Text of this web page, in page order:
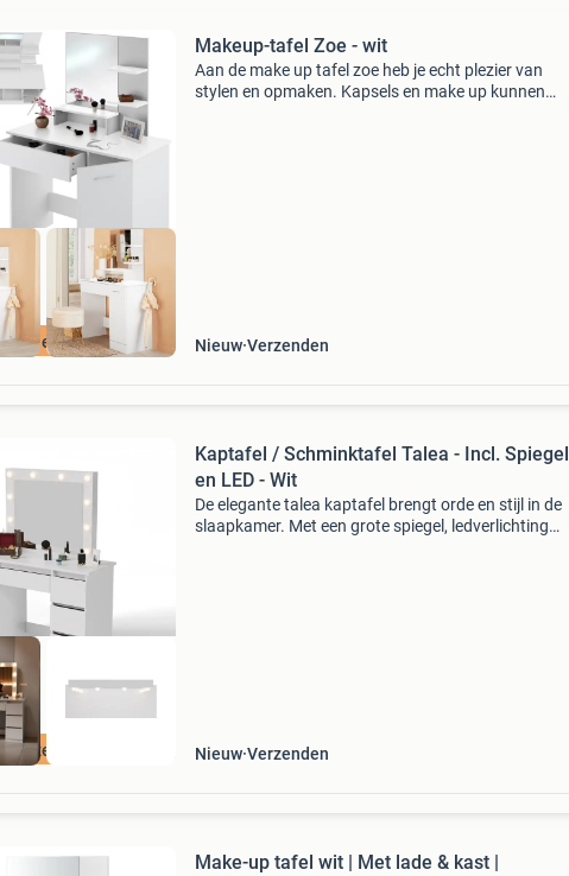
levering
Makeup-tafel Zoe - wit
Aan de make up tafel zoe heb je echt plezier van
stylen en opmaken. Kapsels en make up kunnen
Nieuw Verzenden
verzendkosten
Kaptafel / Schminktafel Talea - Incl. Spiegel
en LED - Wit
De elegante talea kaptafel brengt orde en stijl in de
slaapkamer. Met een grote spiegel, ledverlichting
Nieuw Verzenden
Make-up tafel wit | Met lade & kast |